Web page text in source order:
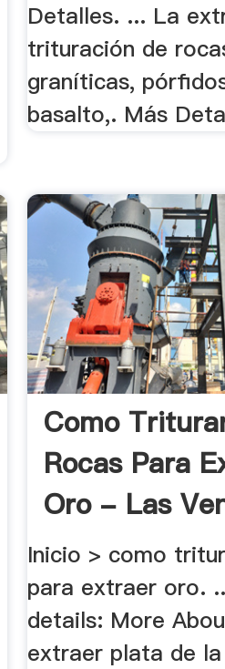
Detalles. ... La
trituración de
graníticas,
basalto,. Más
Como
Rocas Para
Oro - Las
Inicio > como
para extraer oro.
details: More
extraer plata de